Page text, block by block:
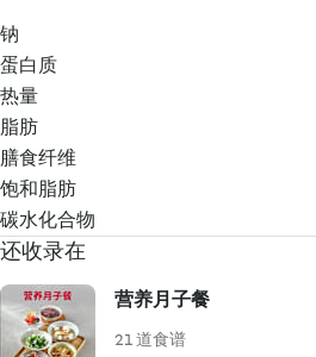
钠
蛋白质
热量
脂肪
膳食纤维
饱和脂肪
碳水化合物
还收录在
营养月子餐
21 道食谱